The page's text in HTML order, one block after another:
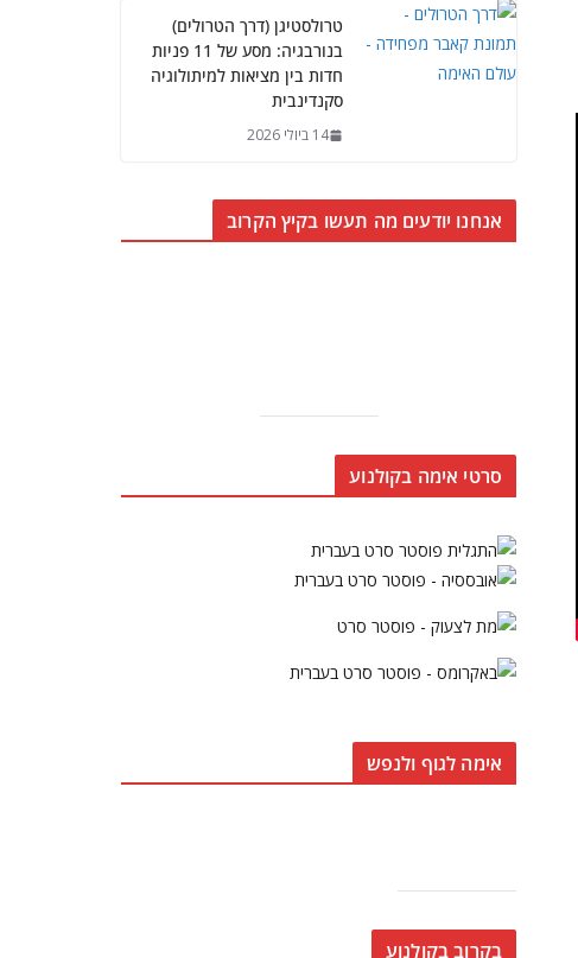
טרולסטיגן (דרך הטרולים)
בנורבגיה: מסע של 11 פניות
חדות בין מציאות למיתולוגיה
סקנדינבית
14 ביולי 2026
אנחנו יודעים מה תעשו בקיץ הקרוב
סרטי אימה בקולנוע
אימה לגוף ולנפש
בקרוב בקולנוע